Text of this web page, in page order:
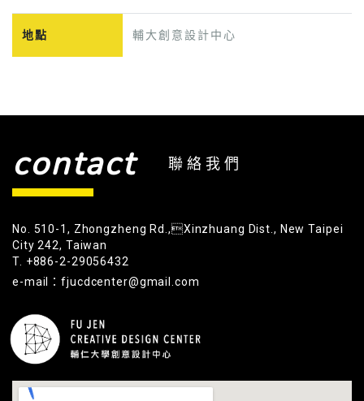
地點 輔大創意設計中心
contact 聯絡我們
No. 510-1, Zhongzheng Rd.,Xinzhuang Dist., New Taipei
City 242, Taiwan
T. +886-2-29056432
e-mail：fjucdcenter@gmail.com